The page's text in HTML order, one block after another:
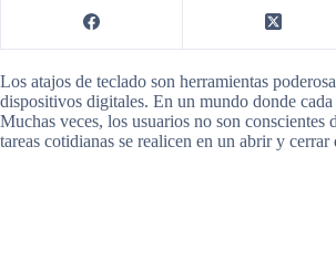
Los atajos de teclado son herramientas
dispositivos digitales. En un mundo donde
Muchas veces, los usuarios no son conscientes
tareas cotidianas se realicen en un abrir y cerrar